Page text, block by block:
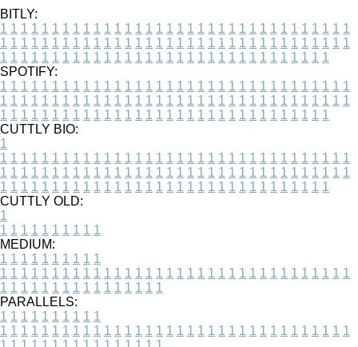
BITLY:
1 1 1 1 1 1 1 1 1 1 1 1 1 1 1 1 1 1 1 1 1 1 1 1 1 1 1 1 1 1 1 1 1 1
1 1 1 1 1 1 1 1 1 1 1 1 1 1 1 1 1 1 1 1 1 1 1 1 1 1 1 1 1 1 1 1 1 1
1 1 1 1 1 1 1 1 1 1 1 1 1 1 1 1 1 1 1 1 1 1 1 1 1 1 1 1 1 1 1 1
SPOTIFY:
1 1 1 1 1 1 1 1 1 1 1 1 1 1 1 1 1 1 1 1 1 1 1 1 1 1 1 1 1 1 1 1 1 1
1 1 1 1 1 1 1 1 1 1 1 1 1 1 1 1 1 1 1 1 1 1 1 1 1 1 1 1 1 1 1 1 1 1
1 1 1 1 1 1 1 1 1 1 1 1 1 1 1 1 1 1 1 1 1 1 1 1 1 1 1 1 1 1 1 1
CUTTLY BIO:
1
1 1 1 1 1 1 1 1 1 1 1 1 1 1 1 1 1 1 1 1 1 1 1 1 1 1 1 1 1 1 1 1 1 1
1 1 1 1 1 1 1 1 1 1 1 1 1 1 1 1 1 1 1 1 1 1 1 1 1 1 1 1 1 1 1 1 1 1
1 1 1 1 1 1 1 1 1 1 1 1 1 1 1 1 1 1 1 1 1 1 1 1 1 1 1 1 1 1 1 1
CUTTLY OLD:
1
1 1 1 1 1 1 1 1 1 1
MEDIUM:
1 1 1 1 1 1 1 1 1 1
1 1 1 1 1 1 1 1 1 1 1 1 1 1 1 1 1 1 1 1 1 1 1 1 1 1 1 1 1 1 1 1 1 1
1 1 1 1 1 1 1 1 1 1 1 1 1 1 1 1
PARALLELS:
1 1 1 1 1 1 1 1 1 1
1 1 1 1 1 1 1 1 1 1 1 1 1 1 1 1 1 1 1 1 1 1 1 1 1 1 1 1 1 1 1 1 1 1